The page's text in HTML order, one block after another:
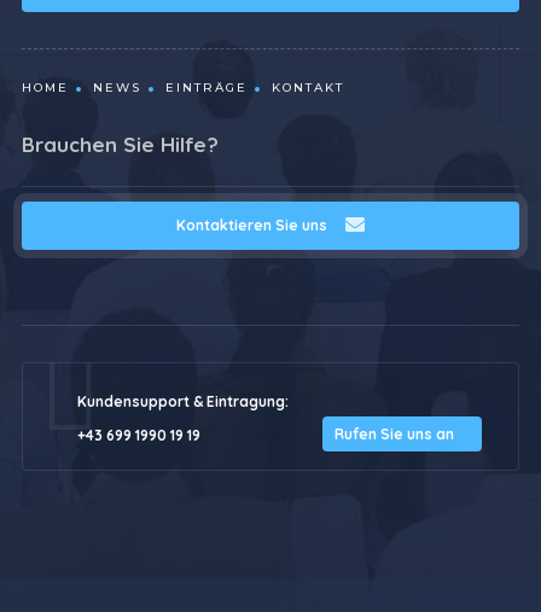
HOME NEWS EINTRÄGE KONTAKT
Brauchen Sie Hilfe?
Kontaktieren Sie uns
Kundensupport & Eintragung:
+43 699 1990 19 19
Rufen Sie uns an